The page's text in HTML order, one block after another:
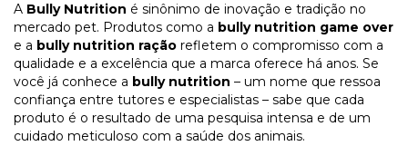
A Bully Nutrition é sinônimo de inovação e tradição no
mercado pet. Produtos como a bully nutrition game over
e a bully nutrition ração refletem o compromisso com a
qualidade e a excelência que a marca oferece há anos. Se
você já conhece a bully nutrition – um nome que ressoa
confiança entre tutores e especialistas – sabe que cada
produto é o resultado de uma pesquisa intensa e de um
cuidado meticuloso com a saúde dos animais.